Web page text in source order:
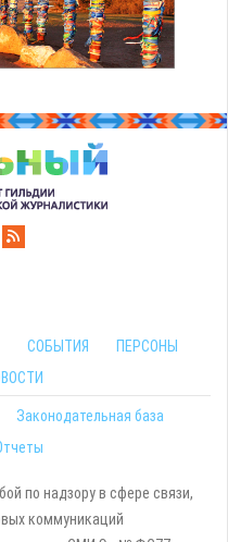
СОБЫТИЯ
ПЕРСОНЫ
Законодательная база
по надзору в сфере связи,
коммуникаций